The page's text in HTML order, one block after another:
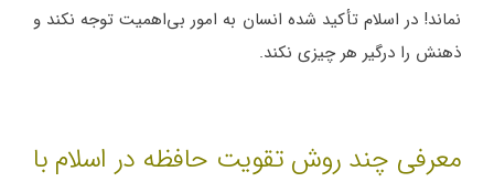
نماند! در اسلام تأکید شده انسان به امور بی‌اهمیت توجه نکند و
ذهنش را درگیر هر چیزی نکند.
معرفی چند روش تقویت حافظه در اسلام با